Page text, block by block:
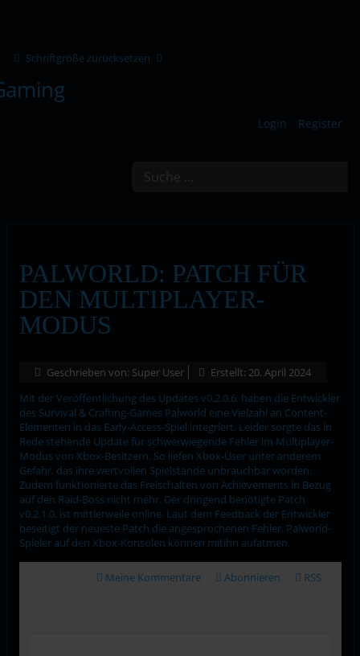
Schriftgröße zurücksetzen
Login Register
PALWORLD: PATCH FÜR
DEN MULTIPLAYER-
MODUS
Geschrieben von: Super User
Erstellt: 20. April 2024
Mit der Veröffentlichung des Updates v0.2.0.6. haben die Entwickler
des Survival & Crafting-Games Palworld eine Vielzahl an Content-
Elementen in das Early-Access-Spiel integriert. Leider sorgte das in
Rede stehende Update für schwerwiegende Fehler im Multiplayer-
Modus von Xbox-Besitzern. So liefen Xbox-User unter anderem
Gefahr, das ihre wertvollen Spielstände unbrauchbar worden.
Zudem funktionierte das Freischalten von Achievements in Bezug
auf den Raid-Boss nicht mehr. Der dringend benötigte Patch
v0.2.1.0. ist mittlerweile online. Laut dem Feedback der Entwickler
beseitigt der neueste Patch die angesprochenen Fehler. Palworld-
Spieler auf den Xbox-Konsolen können mitihn aufatmen.
Meine Kommentare Abonnieren RSS